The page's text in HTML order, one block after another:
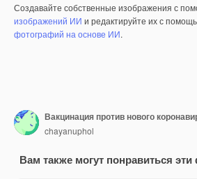
Создавайте собственные изображения с
изображений ИИ и редактируйте их с
фотографий на основе ИИ.
chayanuphol
Вам также могут понравиться